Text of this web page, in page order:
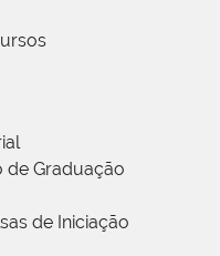
de Graduação
de Iniciação